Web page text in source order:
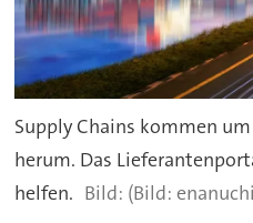
Supply Chains kommen
herum. Das
helfen.
(Bild: